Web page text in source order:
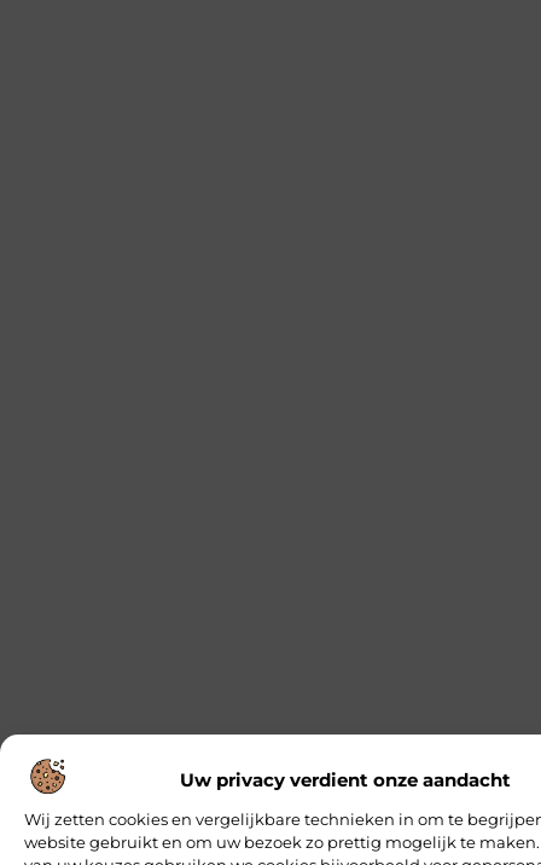
Uw privacy verdient onze aandacht
Wij zetten cookies en vergelijkbare technieken in om te
website gebruikt en om uw bezoek zo prettig mogelijk te